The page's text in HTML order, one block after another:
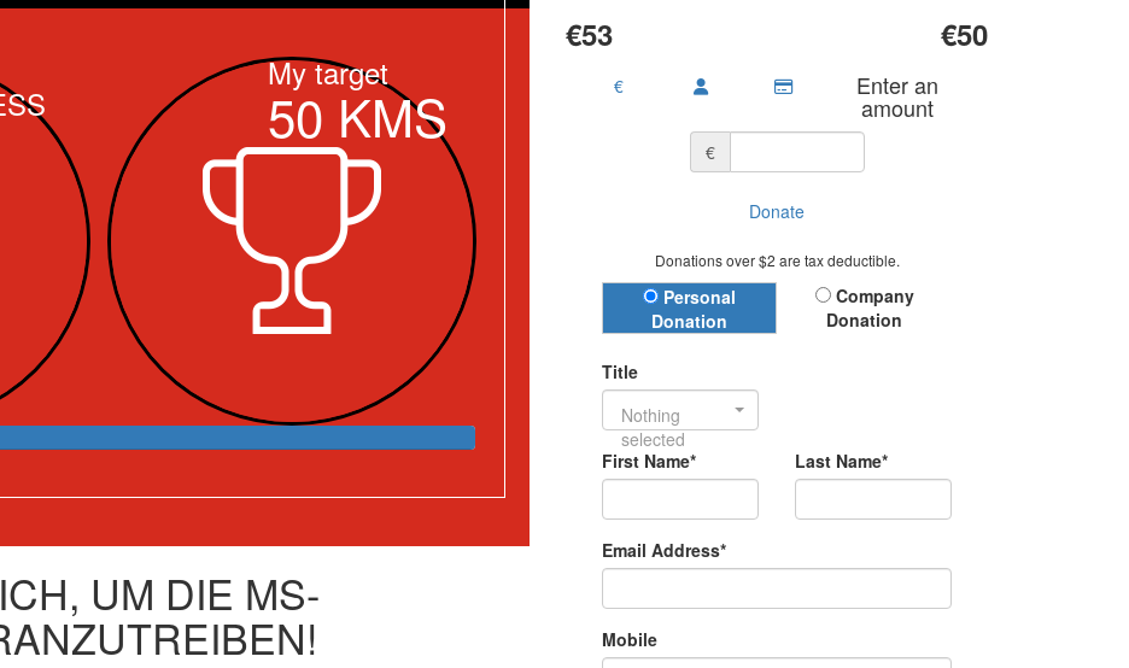
€53 €50
€ Enter an
amount
€
Donate
Donations over $2 are tax deductible.
Donation Type
Personal
Donation
Company
Donation
Title
Nothing
selected
First Name*
Last Name*
Email Address*
Mobile
My target
50 KMS
UM DIE MS-